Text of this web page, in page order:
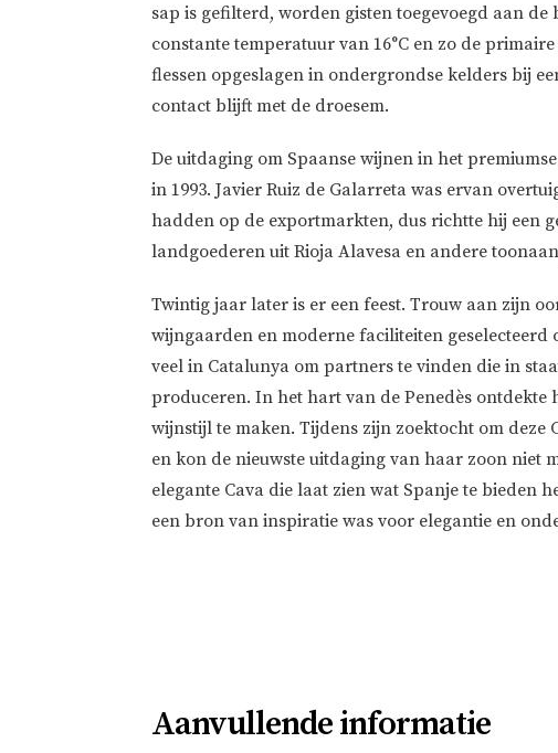
sap is gefilterd, worden gisten toegevoegd aan
constante temperatuur van 16°C en zo de
flessen opgeslagen in ondergrondse kelders bij
contact blijft met de droesem.
De uitdaging om Spaanse wijnen in het
in 1993. Javier Ruiz de Galarreta was ervan
hadden op de exportmarkten, dus richtte hij een
landgoederen uit Rioja Alavesa en andere
Twintig jaar later is er een feest. Trouw aan zijn
wijngaarden en moderne faciliteiten geselecteerd
veel in Catalunya om partners te vinden die in
produceren. In het hart van de Penedès
wijnstijl te maken. Tijdens zijn zoektocht om deze
en kon de nieuwste uitdaging van haar zoon niet
elegante Cava die laat zien wat Spanje te bieden
een bron van inspiratie was voor elegantie en
Aanvullende informatie